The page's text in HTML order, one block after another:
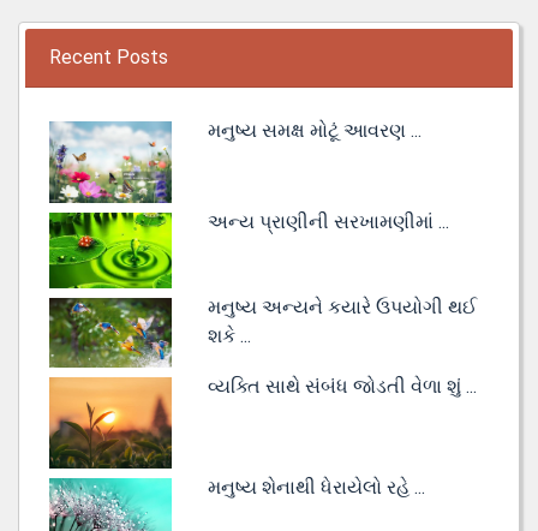
Recent Posts
મનુષ્ય સમક્ષ મોટૂં આવરણ ...
અન્ય પ્રાણીની સરખામણીમાં ...
મનુષ્ય અન્યને કયારે ઉપયોગી થઈ
શકે ...
વ્યક્તિ સાથે સંબંધ જોડતી વેળા શું ...
મનુષ્ય શેનાથી ધેરાયેલો રહે ...